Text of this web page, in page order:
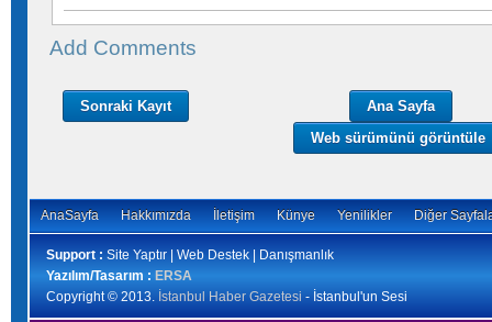
Add Comments
Sonraki Kayıt
Ana Sayfa
Web sürümünü görüntüle
AnaSayfa Hakkımızda İletişim Künye Yenilikler Diğer
Support : Site Yaptır | Web Destek | Danışmanlık
Yazılım/Tasarım : ERSA
Copyright © 2013. İstanbul Haber Gazetesi - İstanbul'un Sesi